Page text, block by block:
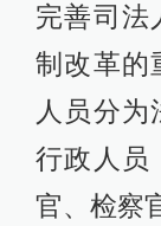
完善司法
制改革的
人员分
行政人员
官、检察